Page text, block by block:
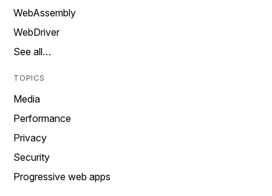
WebAssembly
WebDriver
See all…
TOPICS
Media
Performance
Privacy
Security
Progressive web apps